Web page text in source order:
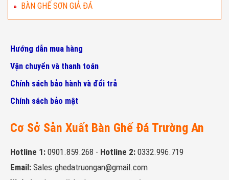
BÀN GHẾ SƠN GIẢ ĐÁ
Hướng dẫn mua hàng
Vận chuyển và thanh toán
Chính sách bảo hành và đổi trả
Chính sách bảo mật
Cơ Sở Sản Xuất Bàn Ghế Đá Trường An
Hotline 1: 0901.859.268 - Hotline 2: 0332.996.719
Email: Sales.ghedatruongan@gmail.com